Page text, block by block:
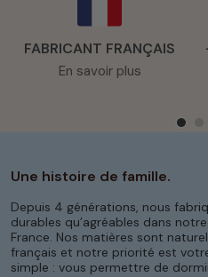
FABRICANT FRANÇAIS
En savoir plus
Une histoire de famille.
Depuis 4 générations, nous
durables qu’agréables dans
France. Nos matières sont
français et notre priorité est
simple : vous permettre de